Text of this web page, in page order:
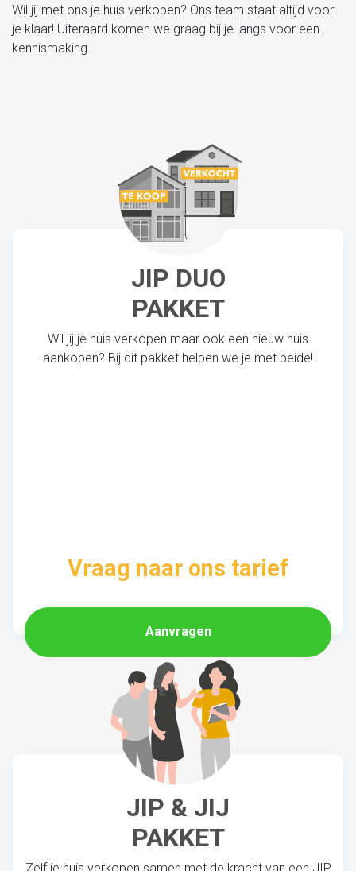
Wil jij met ons je huis verkopen? Ons team staat altijd voor
je klaar! Uiteraard komen we graag bij je langs voor een
kennismaking.
JIP DUO
PAKKET
Wil jij je huis verkopen maar ook een nieuw huis
aankopen? Bij dit pakket helpen we je met beide!
Vraag naar ons tarief
Aanvragen
JIP & JIJ
PAKKET